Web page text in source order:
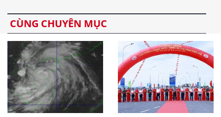
CÙNG CHUYÊN MỤC